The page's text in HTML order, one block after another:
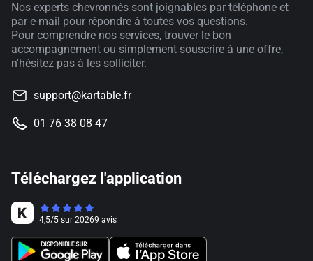
Nos experts chevronnés sont joignables par téléphone et
par e-mail pour répondre à toutes vos questions.
Pour comprendre nos services, trouver le bon
accompagnement ou simplement souscrire à une offre,
n'hésitez pas à les solliciter.
support@kartable.fr
01 76 38 08 47
Téléchargez l'application
4,5/5 sur 20269 avis